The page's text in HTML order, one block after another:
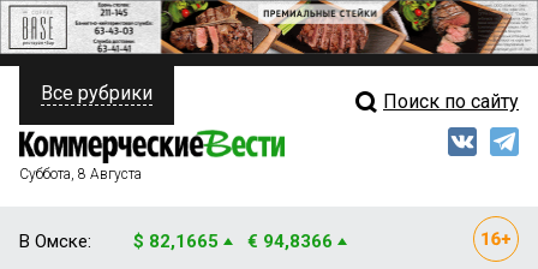
ПОЛИТИКА
ФИНАНСЫ
Свежий выпуск
Все рубрики Поиск по сайту
Суббота, 8 Августа
В Омске: $ 82,1665 € 94,8366